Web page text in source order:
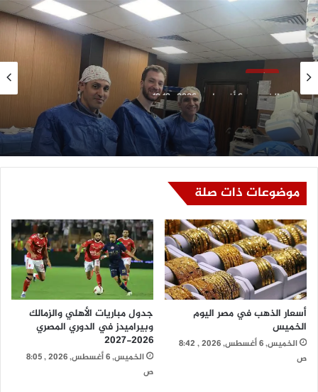
الخميس, 6 أغسطس, 2026 , 10:18 ص
مستشفى طيبة التخصصي بالأقصر يقوم بإجراء
زراعة الصمام الأورطي بالقسطرة (TAVI)
موضوعات ذات صلة
أسعار الذهب في مصر اليوم
الخميس
الخميس, 6 أغسطس, 2026 , 8:42
ص
جدول مباريات الأهلي والزمالك
وبيراميدز في الدوري المصري
2026-2027
الخميس, 6 أغسطس, 2026 , 8:05
ص